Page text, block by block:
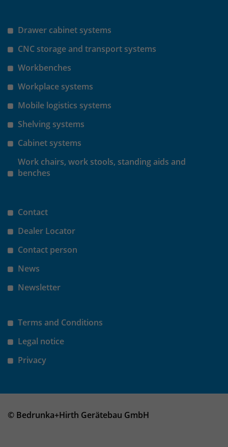
Drawer cabinet systems
CNC storage and transport systems
Workbenches
Workplace systems
Mobile logistics systems
Shelving systems
Cabinet systems
Work chairs, work stools, standing aids and
benches
Contact
Dealer Locator
Contact person
News
Newsletter
Terms and Conditions
Legal notice
Privacy
© Bedrunka+Hirth Gerätebau GmbH